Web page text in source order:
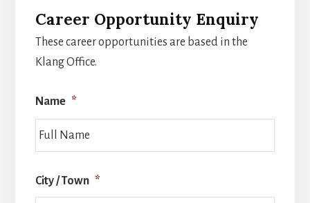
Career Opportunity Enquiry
These career opportunities are based in the
Klang Office.
Name *
City / Town *